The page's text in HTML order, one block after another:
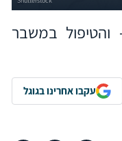
במשבר
עקבו אחרינו בגוגל